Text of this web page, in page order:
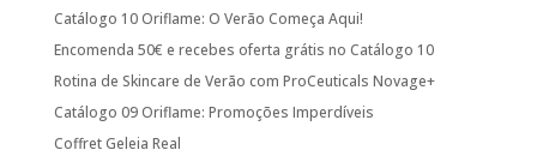
Catálogo 10 Oriflame: O Verão Começa Aqui!
Encomenda 50€ e recebes oferta grátis no Catálogo 10
Rotina de Skincare de Verão com ProCeuticals Novage+
Catálogo 09 Oriflame: Promoções Imperdíveis
Coffret Geleia Real